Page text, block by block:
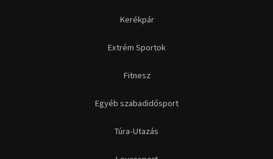
Kerékpár
Extrém Sportok
Fitnesz
Egyéb szabadidősport
Túra-Utazás